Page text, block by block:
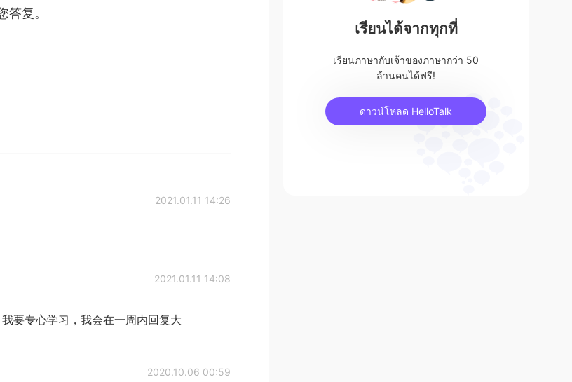
复。
2021.01.11 14:26
2021.01.11 14:08
要专心学习，我会在一周内回复大
2020.10.06 00:59
เรียนได้จากทุกที่
เรียนภาษากับเจ้าของภาษากว่า 50
ล้านคนได้ฟรี!
ดาวน์โหลด HelloTalk